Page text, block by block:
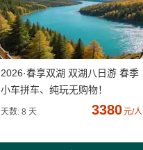
2026·春享双湖 双湖八日游 春季
小车拼车、纯玩无购物！
天数: 8 天 3380元/人